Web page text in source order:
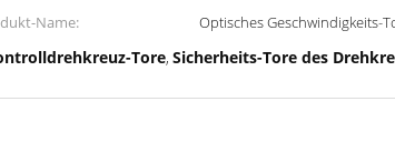
Name:
Optisches Geschwindigkeits-
Tore, Sicherheits-Tore des